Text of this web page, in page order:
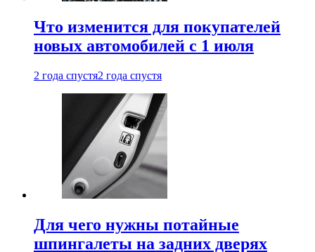
Что изменится для покупателей
новых автомобилей с 1 июля
2 года спустя2 года спустя
Для чего нужны потайные
шпингалеты на задних дверях